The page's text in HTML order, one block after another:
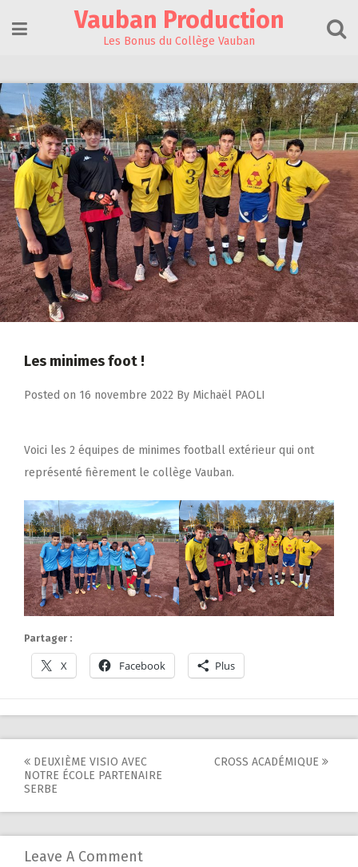
content
Vauban Production
Les Bonus du Collège Vauban
Les minimes foot !
Posted on 16 novembre 2022 By Michaël PAOLI
Voici les 2 équipes de minimes football extérieur qui ont
représenté fièrement le collège Vauban.
Partager :
X Facebook Plus
Post
navigation
DEUXIÈME VISIO AVEC
NOTRE ÉCOLE PARTENAIRE
SERBE
CROSS ACADÉMIQUE
Leave A Comment